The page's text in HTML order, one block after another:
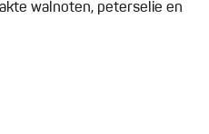
walnoten, peterselie en